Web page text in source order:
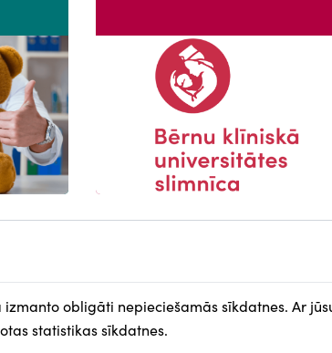
TĪKLI
obligāti nepieciešamās sīkdatnes. Ar
statistikas sīkdatnes.